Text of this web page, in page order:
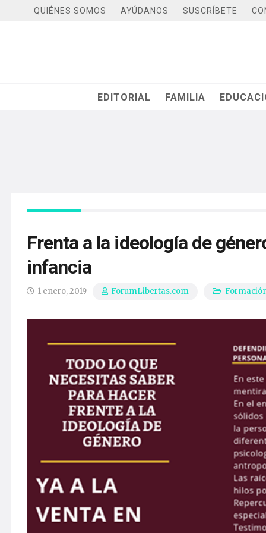
QUIÉNES SOMOS AYÚDANOS SUSCRÍBETE
EDITORIAL FAMILIA
Frenta a la ideología de
infancia
1 enero, 2019 ForumLibertas.com